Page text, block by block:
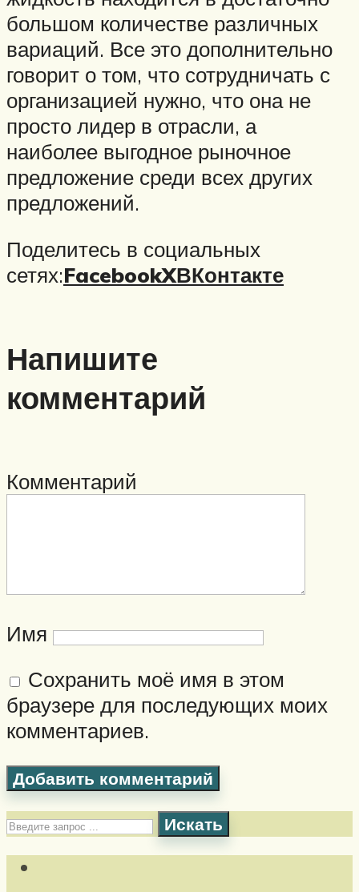
большом количестве различных
вариаций. Все это дополнительно
говорит о том, что сотрудничать с
организацией нужно, что она не
просто лидер в отрасли, а
наиболее выгодное рыночное
предложение среди всех других
предложений.
Поделитесь в социальных
сетях:FacebookXВКонтакте
Напишите
комментарий
Комментарий
Имя
Сохранить моё имя в этом
браузере для последующих моих
комментариев.
Искать